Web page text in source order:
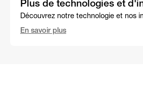
Plus de technologies et
Découvrez notre technologie et nos
En savoir plus